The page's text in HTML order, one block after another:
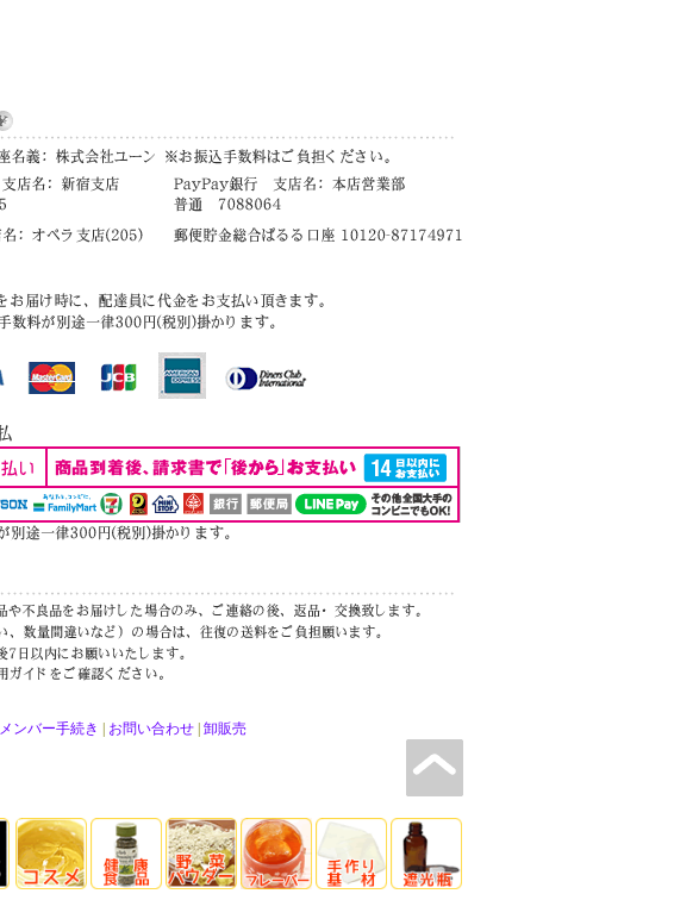
メンバー手続き お問い合わせ 卸販売